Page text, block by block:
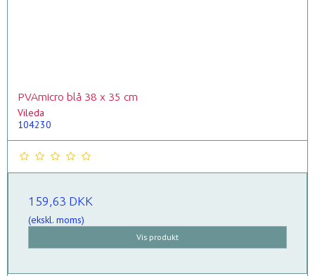
PVAmicro blå 38 x 35 cm
Vileda
104230
159,63 DKK
(ekskl. moms)
Vis produkt